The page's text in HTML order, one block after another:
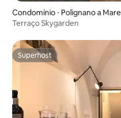
Condomínio ⋅ Polignano a Mare
Terraço Skygarden
Superhost
Superhost